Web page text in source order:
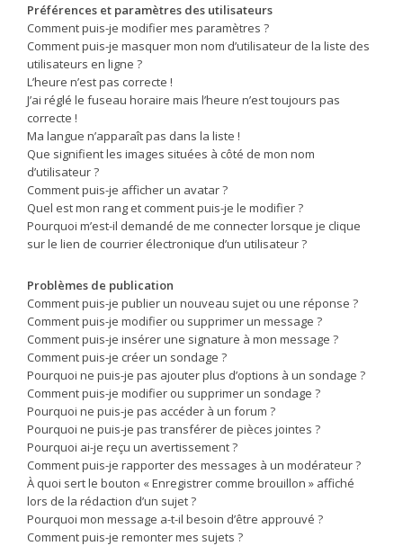
Préférences et paramètres des utilisateurs
Comment puis-je modifier mes paramètres ?
Comment puis-je masquer mon nom d’utilisateur de la liste des
utilisateurs en ligne ?
L’heure n’est pas correcte !
J’ai réglé le fuseau horaire mais l’heure n’est toujours pas
correcte !
Ma langue n’apparaît pas dans la liste !
Que signifient les images situées à côté de mon nom
d’utilisateur ?
Comment puis-je afficher un avatar ?
Quel est mon rang et comment puis-je le modifier ?
Pourquoi m’est-il demandé de me connecter lorsque je clique
sur le lien de courrier électronique d’un utilisateur ?
Problèmes de publication
Comment puis-je publier un nouveau sujet ou une réponse ?
Comment puis-je modifier ou supprimer un message ?
Comment puis-je insérer une signature à mon message ?
Comment puis-je créer un sondage ?
Pourquoi ne puis-je pas ajouter plus d’options à un sondage ?
Comment puis-je modifier ou supprimer un sondage ?
Pourquoi ne puis-je pas accéder à un forum ?
Pourquoi ne puis-je pas transférer de pièces jointes ?
Pourquoi ai-je reçu un avertissement ?
Comment puis-je rapporter des messages à un modérateur ?
À quoi sert le bouton « Enregistrer comme brouillon » affiché
lors de la rédaction d’un sujet ?
Pourquoi mon message a-t-il besoin d’être approuvé ?
Comment puis-je remonter mes sujets ?